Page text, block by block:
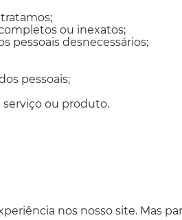
ou inexatos;
pessoais desnecessários;
pessoais;
ou produto.
nos nosso site. Mas